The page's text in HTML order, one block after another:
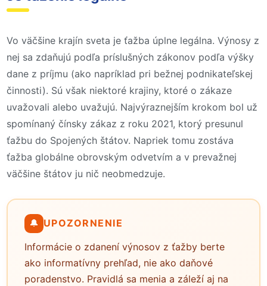
Vo väčšine krajín sveta je ťažba úplne legálna. Výnosy z
nej sa zdaňujú podľa príslušných zákonov podľa výšky
dane z príjmu (ako napríklad pri bežnej podnikateľskej
činnosti). Sú však niektoré krajiny, ktoré o zákaze
uvažovali alebo uvažujú. Najvýraznejším krokom bol už
spomínaný čínsky zákaz z roku 2021, ktorý presunul
ťažbu do Spojených štátov. Napriek tomu zostáva
ťažba globálne obrovským odvetvím a v prevažnej
väčšine štátov ju nič neobmedzuje.
🔔 UPOZORNENIE
Informácie o zdanení výnosov z ťažby berte
ako informatívny prehľad, nie ako daňové
poradenstvo. Pravidlá sa menia a záleží aj na